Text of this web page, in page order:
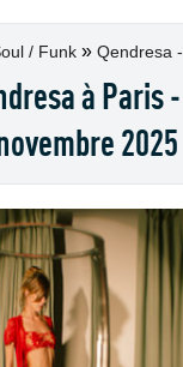
/ Funk » Qendresa
à Paris
2025